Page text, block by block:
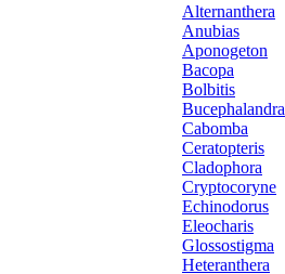
Alternanthera
Anubias
Aponogeton
Bacopa
Bolbitis
Bucephalandra
Cabomba
Ceratopteris
Cladophora
Cryptocoryne
Echinodorus
Eleocharis
Glossostigma
Heteranthera